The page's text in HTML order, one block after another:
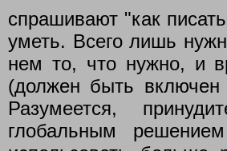
спрашивают "как
уметь. Всего лишь
нем то, что нужно, и
(должен быть
Разумеется,
глобальным